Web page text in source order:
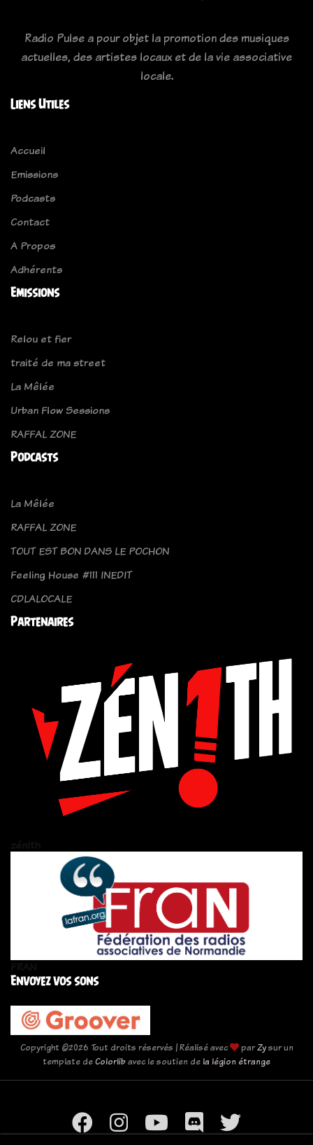
Radio Pulse a pour objet la promotion des musiques
actuelles, des artistes locaux et de la vie associative
locale.
Liens Utiles
Accueil
Emissions
Podcasts
Contact
A Propos
Adhérents
Emissions
Relou et fier
traité de ma street
La Mêlée
Urban Flow Sessions
RAFFAL ZONE
Podcasts
La Mêlée
RAFFAL ZONE
TOUT EST BON DANS LE POCHON
Feeling House #111 INEDIT
CDLALOCALE
Partenaires
Envoyez vos sons
Copyright ©2026 Tout droits réservés | Réalisé avec parZysur un
template deColorlibavec le soutien de la légion étrange